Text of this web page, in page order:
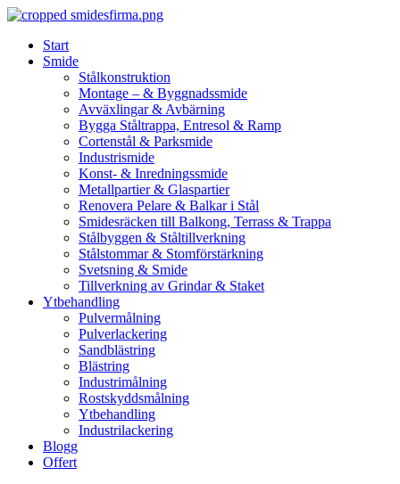
Skip
contentStart
Smide
Stålkonstruktion
Montage – & Byggnadssmide
Avväxlingar & Avbärning
Bygga Ståltrappa, Entresol & Ramp
Cortenstål & Parksmide
Industrismide
Konst- & Inredningssmide
Metallpartier & Glaspartier
Renovera Pelare & Balkar i Stål
Smidesräcken till Balkong, Terrass & Trappa
Stålbyggen & Ståltillverkning
Stålstommar & Stomförstärkning
Svetsning & Smide
Tillverkning av Grindar & Staket
Ytbehandling
Pulvermålning
Pulverlackering
Sandblästring
Blästring
Industrimålning
Rostskyddsmålning
Ytbehandling
Industrilackering
Blogg
Offert